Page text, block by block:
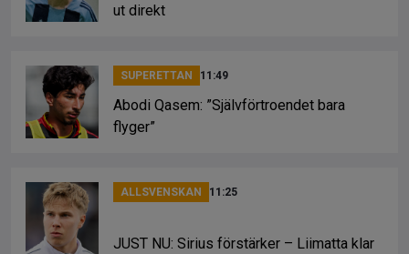
ut direkt
SUPERETTAN 11:49
Abodi Qasem: ”Självförtroendet bara
flyger”
ALLSVENSKAN 11:25
JUST NU: Sirius förstärker – Liimatta klar